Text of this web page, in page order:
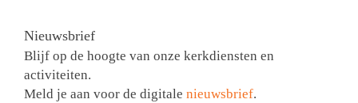
Nieuwsbrief
Blijf op de hoogte van onze kerkdiensten en
activiteiten.
Meld je aan voor de digitale nieuwsbrief.